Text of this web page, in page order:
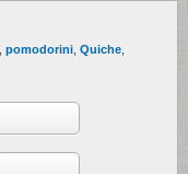
pomodorini Quiche